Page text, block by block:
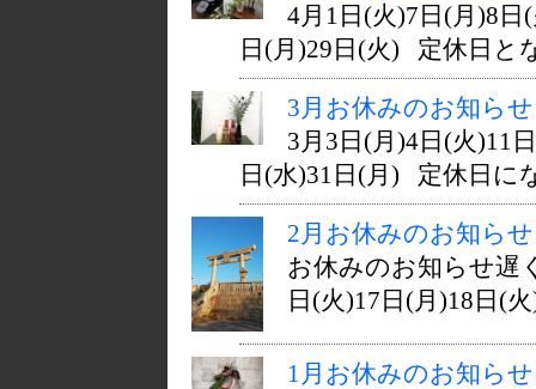
4月1日(火)7日(月)8日
日(月)29日(火) 定休日と
3月お休みのお知らせ
3月3日(月)4日(火)11
日(水)31日(月) 定休日に
2月お休みのお知らせ
お休みのお知らせ遅
日(火)17日(月)18日(
1月お休みのお知らせ